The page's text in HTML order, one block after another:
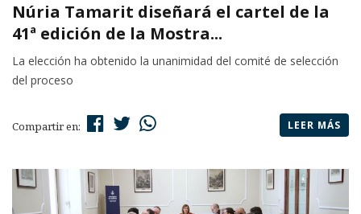
Núria Tamarit diseñará el cartel de la
41ª edición de la Mostra...
La elección ha obtenido la unanimidad del comité de selección
del proceso
Compartir en: LEER MÁS